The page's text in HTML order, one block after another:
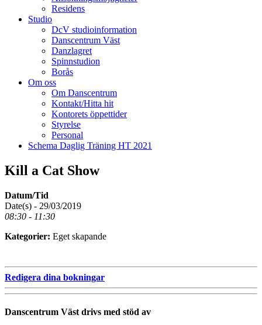
Residens
Studio
DcV studioinformation
Danscentrum Väst
Danzlagret
Spinnstudion
Borås
Om oss
Om Danscentrum
Kontakt/Hitta hit
Kontorets öppettider
Styrelse
Personal
Schema Daglig Träning HT 2021
Kill a Cat Show
Datum/Tid
Date(s) - 29/03/2019
08:30 - 11:30
Kategorier: Eget skapande
Redigera dina bokningar
Danscentrum Väst drivs med stöd av